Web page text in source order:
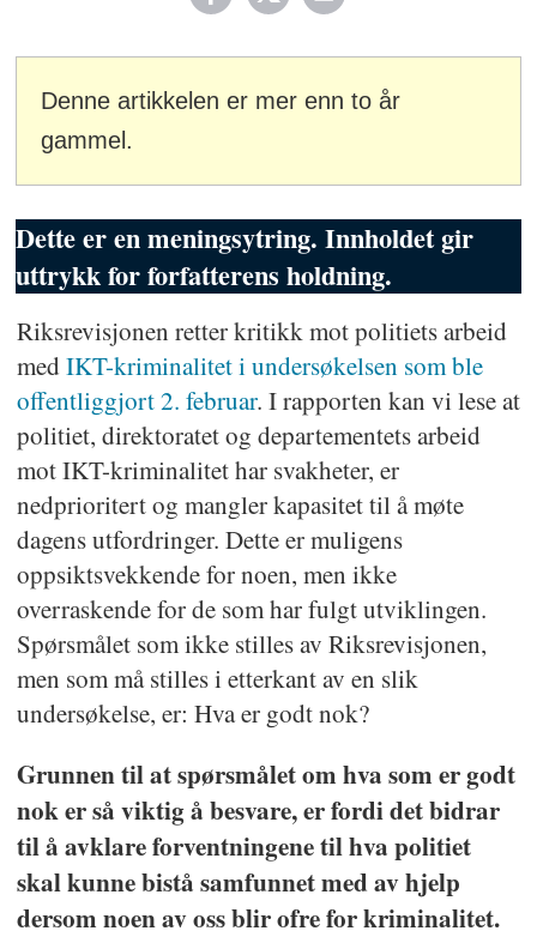
Denne artikkelen er mer enn to år
gammel.
Dette er en meningsytring. Innholdet gir
uttrykk for forfatterens holdning.
Riksrevisjonen retter kritikk mot politiets arbeid
medIKT-kriminalitet i undersøkelsen som ble
offentliggjort 2. februar. I rapporten kan vi lese at
politiet, direktoratet og departementets arbeid
mot IKT-kriminalitet har svakheter, er
nedprioritert og mangler kapasitet til å møte
dagens utfordringer. Dette er muligens
oppsiktsvekkende for noen, men ikke
overraskende for de som har fulgt utviklingen.
Spørsmålet som ikke stilles av Riksrevisjonen,
men som må stilles i etterkant av en slik
undersøkelse, er: Hva er godt nok?
Grunnen til at spørsmålet om hva som er godt
nok er så viktig å besvare, er fordi det bidrar
til å avklare forventningene til hva politiet
skal kunne bistå samfunnet med av hjelp
dersom noen av oss blir ofre for kriminalitet.